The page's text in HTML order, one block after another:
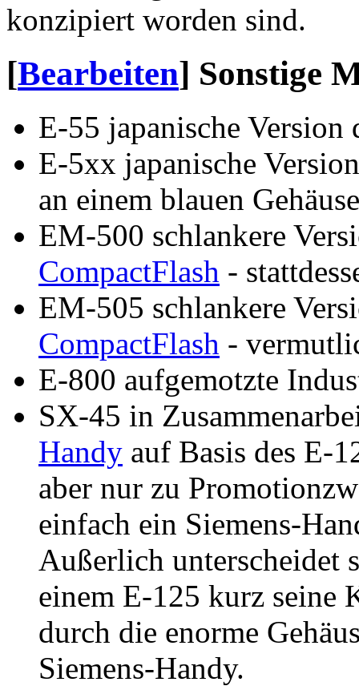
konzipiert worden sind.
[Bearbeiten] Sonstige
E-55 japanische Version
E-5xx japanische
an einem blauen
EM-500 schlankere
CompactFlash -
EM-505 schlankere
CompactFlash -
E-800 aufgemotzte
SX-45 in
Handy auf Basis des E-
aber nur zu
einfach ein Siemens-
Außerlich unterscheidet
einem E-125 kurz seine
durch die enorme
Siemens-Handy.